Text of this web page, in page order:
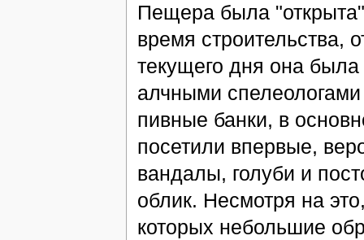
Пещера была "открыта"
время строительства,
текущего дня она
алчными
пивные банки, в
посетили впервые,
вандалы, голуби и
облик. Несмотря на
которых небольшие